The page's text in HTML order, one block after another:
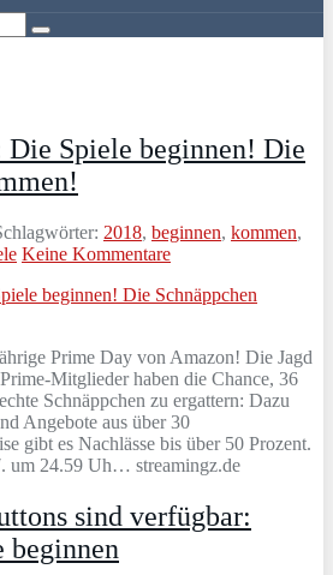
Die Spiele beginnen! Die
2018, beginnen, kommen,
Keine Kommentare
Prime Day von Amazon! Die Jagd
Mitglieder haben die Chance, 36
Schnäppchen zu ergattern: Dazu
Angebote aus über 30
gibt es Nachlässe bis über 50 Prozent.
um 24.59 Uh… streamingz.de
sind verfügbar:
beginnen